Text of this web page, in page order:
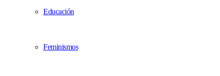
Educación
Feminismos